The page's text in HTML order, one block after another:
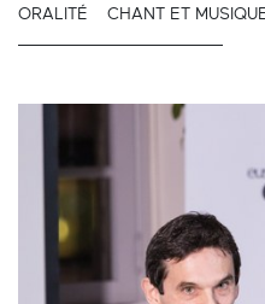
ORALITÉ CHANT ET